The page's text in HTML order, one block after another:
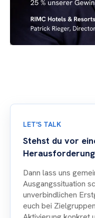
LET'S TALK
Stehst du vor
Dann lass uns
Ausgangssituation
unverbindlichen
euch bei